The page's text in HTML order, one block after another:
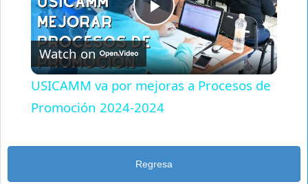
Play
Video
Watch on
USICAMM va por mejoras a Procesos de
Promoción 2024-2024
Regresa